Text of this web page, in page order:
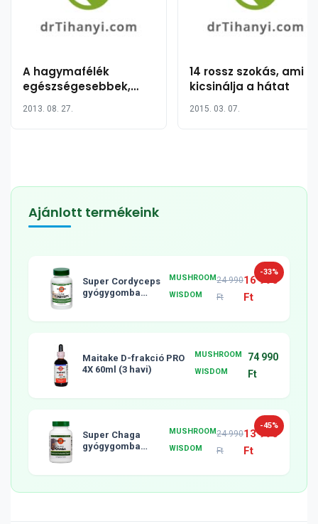
A hagymafélék
egészségesebbek,
szupertáplálék?
2013. 08. 27.
14 rossz szokás, ami
kicsinálja a hátat
2015. 03. 07.
Ajánlott termékeink
-33%
Super Cordyceps
gyógygomba
MUSHROOM
WISDOM
24 990
Ft
16 990
Ft
Maitake D-frakció PRO
4X 60ml (3 havi)
MUSHROOM
WISDOM
74 990
Ft
-45%
Super Chaga
gyógygomba
MUSHROOM
WISDOM
24 990
Ft
13 990
Ft